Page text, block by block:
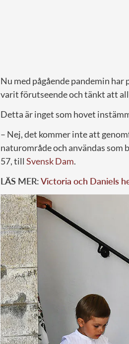
Nu med pågående pandemin
varit förutseende och tänkt att
Detta är inget som hovet
– Nej, det kommer inte att
naturområde och användas som
57, till Svensk Dam.
LÄS MER:Victoria och Daniels